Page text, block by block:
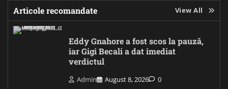
Articole recomandate View All
Eddy Gnahore a fost scos la pauză,
iar Gigi Becali a dat imediat
verdictul
Admin August 8, 2026 0